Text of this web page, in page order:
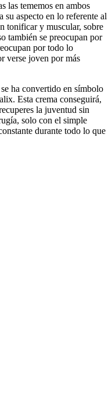
las tememos en ambos
su aspecto en lo referente al
tonificar y muscular, sobre
también se preocupan por
por todo lo
verse joven por más
ha convertido en símbolo
Esta crema conseguirá,
la juventud sin
solo con el simple
durante todo lo que